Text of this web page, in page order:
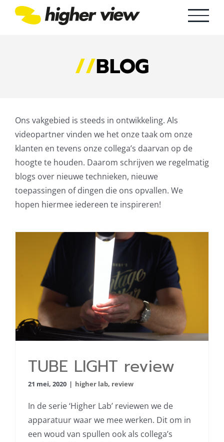
//BLOG
Ons vakgebied is steeds in ontwikkeling. Als
videopartner vinden we het onze taak om onze
klanten en tevens onze collega’s daarvan op de
hoogte te houden. Daarom schrijven we regelmatig
blogs over nieuwe technieken, nieuwe
toepassingen of dingen die ons opvallen. We
hopen hiermee iedereen te inspireren!
TUBE LIGHT review
TUBE LIGHT review
21 mei, 2020 | higher lab, review
In de serie ‘Higher Lab’ reviewen we de
apparatuur waar we mee werken. Dit om in
een woud van spullen ook als collega’s